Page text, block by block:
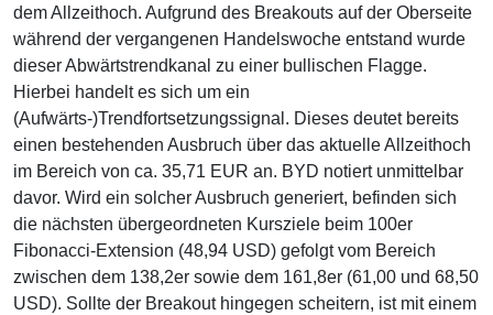
dem Allzeithoch. Aufgrund des Breakouts auf der Oberseite
während der vergangenen Handelswoche entstand wurde
dieser Abwärtstrendkanal zu einer bullischen Flagge.
Hierbei handelt es sich um ein
(Aufwärts-)Trendfortsetzungssignal. Dieses deutet bereits
einen bestehenden Ausbruch über das aktuelle Allzeithoch
im Bereich von ca. 35,71 EUR an. BYD notiert unmittelbar
davor. Wird ein solcher Ausbruch generiert, befinden sich
die nächsten übergeordneten Kursziele beim 100er
Fibonacci-Extension (48,94 USD) gefolgt vom Bereich
zwischen dem 138,2er sowie dem 161,8er (61,00 und 68,50
USD). Sollte der Breakout hingegen scheitern, ist mit einem